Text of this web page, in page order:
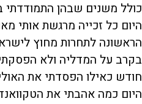
כולל משנים שבהן התמודדתי
הראשונה לתחרות מחוץ
בקרב על המדליה ולא
חודש כאילו הפסדתי את
היום כמה אהבתי את